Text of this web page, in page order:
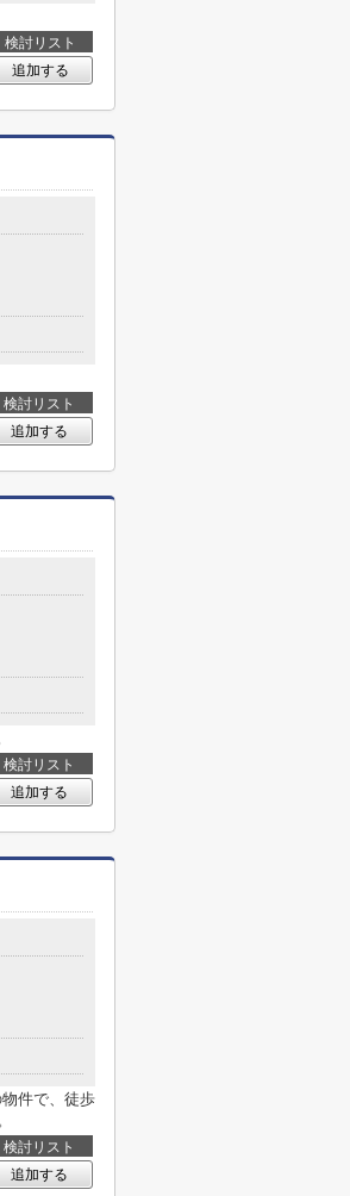
検討リスト
追加する
検討リスト
追加する
検討リスト
追加する
件で、徒歩
検討リスト
追加する